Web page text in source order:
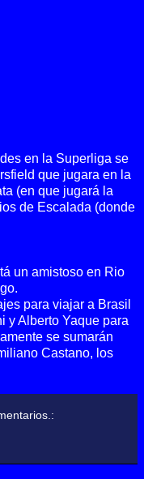
en la Superliga se
que jugara en la
(en que jugará la
de Escalada (donde
un amistoso en Rio
para viajar a Brasil
y Alberto Yaque para
se sumarán
Castano, los